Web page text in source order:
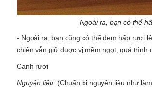
Ngoài ra, bạn có thể
- Ngoài ra, bạn cũng có thể đem hấp rươi
chiên vẫn giữ được vị mềm ngọt, quá trình
Canh rươi
Nguyên liệu: (Chuẩn bị nguyên liệu như